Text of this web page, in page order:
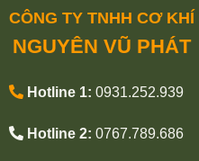
CÔNG TY TNHH CƠ
NGUYÊN VŨ PHÁT
Hotline 1: 0931.252.939
Hotline 2: 0767.789.686